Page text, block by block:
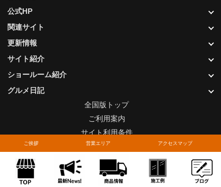
ご挨拶 営業エリア アクセスマップ
更新情報
サイト紹介
ショールーム紹介
グルメ日記
公式HP
関連サイト
全国版トップ
ご利用案内
サイト利用条件
プライバシーポリシー
関連リンク
お問い合わせについて